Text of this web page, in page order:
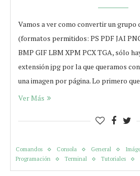
Vamos a ver como convertir un grupo
(formatos permitidos: PS PDF JAI
BMP GIF LBM XPM PCX TGA, sólo
extensión jpg por la que queramos
una imagen por página. Lo primero
Ver Más
Comandos Consola General
Programación
Terminal Tutoriales